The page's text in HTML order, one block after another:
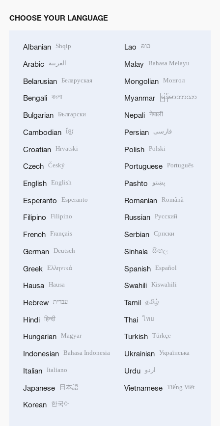
CHOOSE YOUR LANGUAGE
Albanian Shqip
Arabic العربية
Belarusian Беларуская
Bengali বাংলা
Bulgarian Български
Cambodian ខ្មែរ
Croatian Hrvatski
Czech Český
English English
Esperanto Esperanto
Filipino Filipino
French Français
German Deutsch
Greek Ελληνικά
Hausa Hausa
Hebrew עברית
Hindi हिन्दी
Hungarian Magyar
Indonesian Bahasa Indonesia
Italian Italiano
Japanese 日本語
Korean 한국어
Lao ລາວ
Malay Bahasa Melayu
Mongolian Монгол
Myanmar မြန်မာဘာသာ
Nepali नेपाली
Persian فارسی
Polish Polski
Portuguese Português
Pashto پښتو
Romanian Română
Russian Русский
Serbian Српски
Sinhala සිංහල
Spanish Español
Swahili Kiswahili
Tamil தமிழ்
Thai ไทย
Turkish Türkçe
Ukrainian Українська
Urdu اردو
Vietnamese Tiếng Việt